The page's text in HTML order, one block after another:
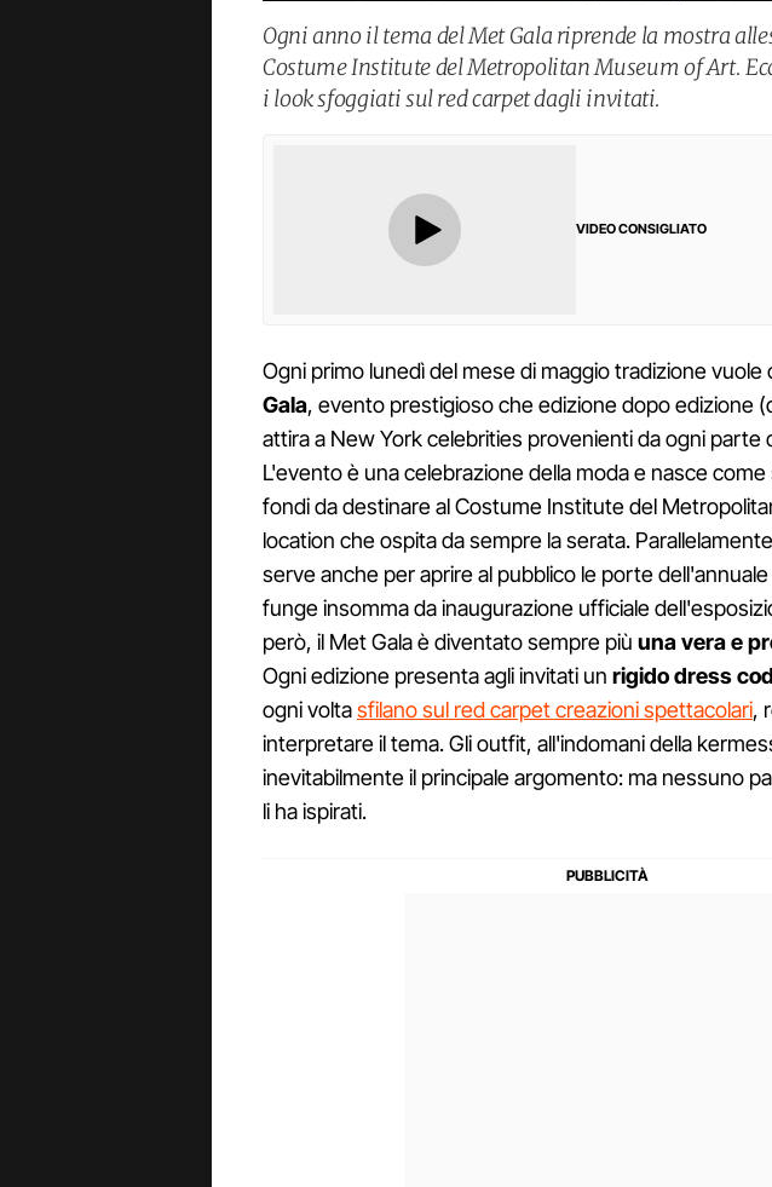
Ogni anno il tema del Met Gala riprende la mostra
Costume Institute del Metropolitan Museum of Art.
i look sfoggiati sul red carpet dagli invitati.
VIDEO CONSIGLIATO
Ogni primo lunedì del mese di maggio tradizione vuole
Gala, evento prestigioso che edizione dopo edizione
attira a New York celebrities provenienti da ogni parte
L'evento è una celebrazione della moda e nasce
fondi da destinare al Costume Institute del
location che ospita da sempre la serata.
serve anche per aprire al pubblico le porte
funge insomma da inaugurazione ufficiale
però, il Met Gala è diventato sempre più una vera e
Ogni edizione presenta agli invitati un rigido dress
ogni voltasfilano sul red carpet creazioni spettacolari,
interpretare il tema. Gli outfit, all'indomani della
inevitabilmente il principale argomento: ma nessuno
li ha ispirati.